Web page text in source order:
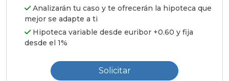
Analizarán tu caso y te ofrecerán la hipoteca que
mejor se adapte a ti
Hipoteca variable desde euribor +0.60 y fija
desde el 1%
Solicitar